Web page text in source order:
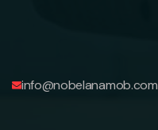
info@nobelanamob.com